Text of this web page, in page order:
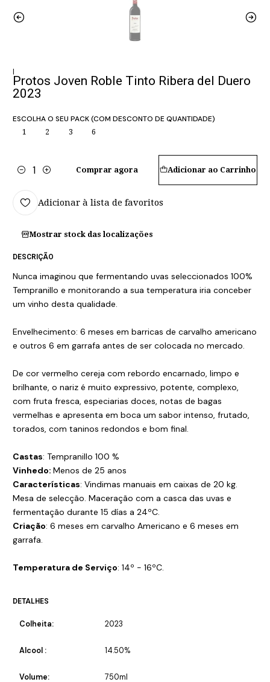
|
Protos Joven Roble Tinto Ribera del Duero
2023
ESCOLHA O SEU PACK (COM DESCONTO DE QUANTIDADE)
1 2 3 6
Quantidade
Adicionar ao Carrinho
Comprar agora
Adicionar à lista de favoritos
Mostrar stock das localizações
DESCRIÇÃO
Nunca imaginou que fermentando uvas seleccionados 100%
Tempranillo e monitorando a sua temperatura iria conceber
um vinho desta qualidade.
Envelhecimento: 6 meses em barricas de carvalho americano
e outros 6 em garrafa antes de ser colocada no mercado.
De cor vermelho cereja com rebordo encarnado, limpo e
brilhante, o nariz é muito expressivo, potente, complexo,
com fruta fresca, especiarias doces, notas de bagas
vermelhas e apresenta em boca um sabor intenso, frutado,
torados, com taninos redondos e bom final.
Castas: Tempranillo 100 %
Vinhedo: Menos de 25 anos
Características: Vindimas manuais em caixas de 20 kg.
Mesa de selecção. Maceração com a casca das uvas e
fermentação durante 15 días a 24ºC.
Criação: 6 meses em carvalho Americano e 6 meses em
garrafa.
Temperatura de Serviço: 14º - 16ºC.
DETALHES
Colheita: 2023
Alcool : 14.50%
Volume: 750ml